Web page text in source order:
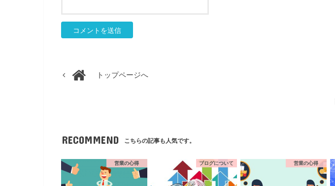
トップページへ
RECOMMEND こちらの記事も人気です。
営業の心得 ブログについて 営業の心得